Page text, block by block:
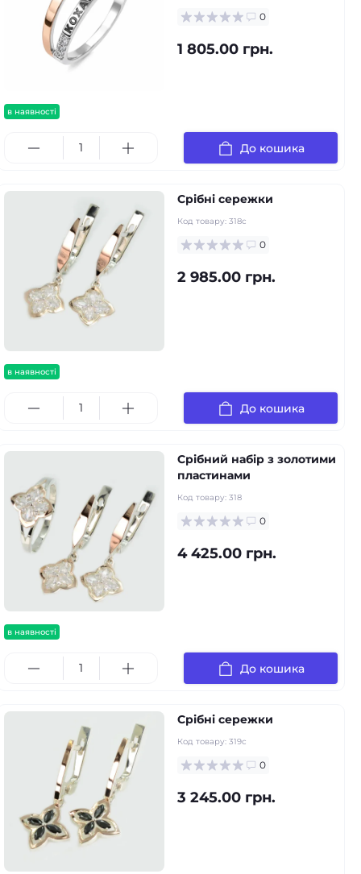
в наявності
0
1 805.00 грн.
До кошика
в наявності
Срібні сережки
Код товару: 318с
0
2 985.00 грн.
До кошика
в наявності
Срібний набір з золотими
пластинами
Код товару: 318
0
4 425.00 грн.
До кошика
Срібні сережки
Код товару: 319с
0
3 245.00 грн.